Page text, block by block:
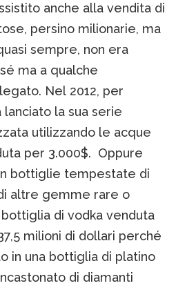
anche alla vendita di
persino milionarie, ma
sempre, non era
ma a qualche
Nel 2012, per
la sua serie
utilizzando le acque
per 3.000$. Oppure
bottiglie tempestate di
altre gemme rare o
di vodka venduta
milioni di dollari perché
in una bottiglia di platino
di diamanti